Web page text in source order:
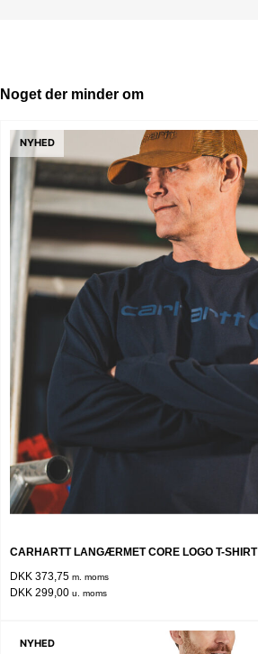
Noget der minder om
NYHED
CARHARTT LANGÆRMET CORE LOGO T-SHIRT
DKK 373,75 m. moms
DKK 299,00 u. moms
NYHED